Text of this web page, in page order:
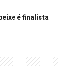
é finalista